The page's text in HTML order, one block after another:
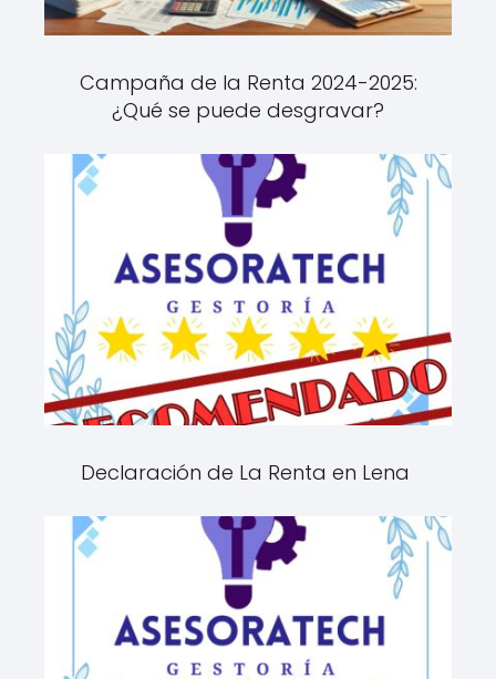
Campaña de la Renta 2024-2025:
¿Qué se puede desgravar?
Declaración de La Renta en Lena